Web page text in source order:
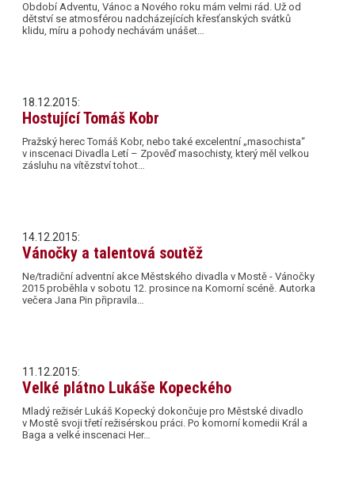
Období Adventu, Vánoc a Nového roku mám velmi rád. Už od
dětství se atmosférou nadcházejících křesťanských svátků
klidu, míru a pohody nechávám unášet…
18.12.2015:
Hostující Tomáš Kobr
Pražský herec Tomáš Kobr, nebo také excelentní „masochista“
v inscenaci Divadla Letí – Zpověď masochisty, který měl velkou
zásluhu na vítězství tohot…
14.12.2015:
Vánočky a talentová soutěž
Ne/tradiční adventní akce Městského divadla v Mostě - Vánočky
2015 proběhla v sobotu 12. prosince na Komorní scéně. Autorka
večera Jana Pin připravila…
11.12.2015:
Velké plátno Lukáše Kopeckého
Mladý režisér Lukáš Kopecký dokončuje pro Městské divadlo
v Mostě svoji třetí režisérskou práci. Po komorní komedii Král a
Baga a velké inscenaci Her…